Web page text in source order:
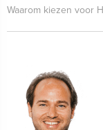
Waarom kiezen voor